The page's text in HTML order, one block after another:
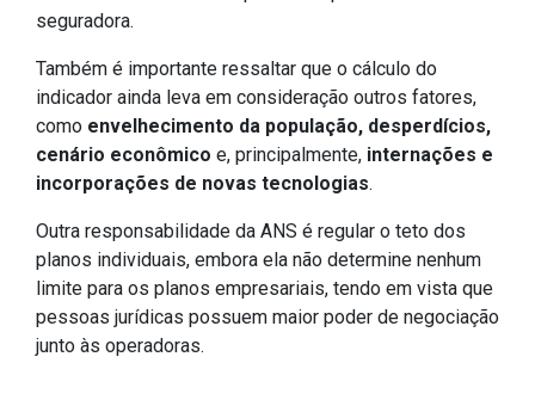
seguradora.
Também é importante ressaltar que o cálculo do
indicador ainda leva em consideração outros fatores,
como envelhecimento da população, desperdícios,
cenário econômico e, principalmente, internações e
incorporações de novas tecnologias.
Outra responsabilidade da ANS é regular o teto dos
planos individuais, embora ela não determine nenhum
limite para os planos empresariais, tendo em vista que
pessoas jurídicas possuem maior poder de negociação
junto às operadoras.